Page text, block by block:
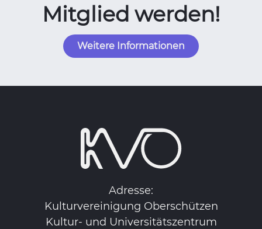
Mitglied werden!
Weitere Informationen
Adresse:
Kulturvereinigung Oberschützen
Kultur- und Universitätszentrum